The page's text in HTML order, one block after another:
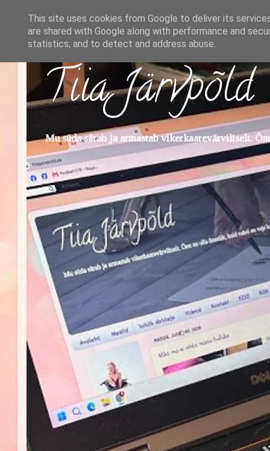
Tiia Järvpõld
Mu süda särab ja armastab vikerkaarevärviliselt.
This site uses cookies from Google to deliver its
are shared with Google along with performance and
statistics, and to detect and address abuse.